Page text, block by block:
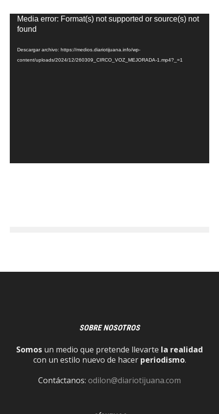
Reproductor
de
Media error: Format(s) not supported or source(s) not
found
Descargar archivo: https://medios.diariotijuana.info/wp-
content/uploads/2024/12/260309_CIRCO_VOZ_MEJORADA-1.mp4?_=1
SOBRE NOSOTROS
Somos un medio que pretende llevarte la realidad
con un estilo nuevo de hacer periodismo.
Contáctanos: odilon@diariotijuana.com